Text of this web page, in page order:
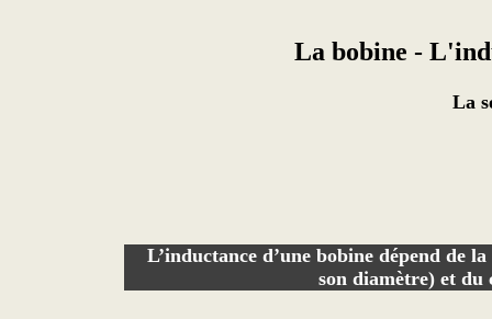
La bobine -
La
L’inductance d’une bobine dépend de
son diamètre) et